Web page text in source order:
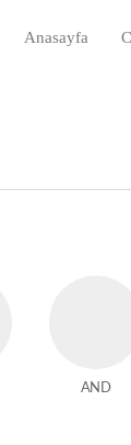
Anasayfa
AND